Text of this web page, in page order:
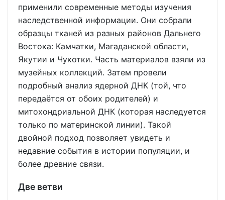
применили современные методы изучения
наследственной информации. Они собрали
образцы тканей из разных районов Дальнего
Востока: Камчатки, Магаданской области,
Якутии и Чукотки. Часть материалов взяли из
музейных коллекций. Затем провели
подробный анализ ядерной ДНК (той, что
передаётся от обоих родителей) и
митохондриальной ДНК (которая наследуется
только по материнской линии). Такой
двойной подход позволяет увидеть и
недавние события в истории популяции, и
более древние связи.
Две ветви